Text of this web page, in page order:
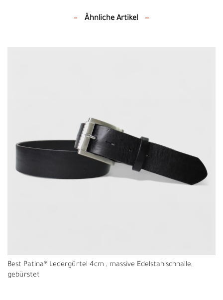
Ähnliche Artikel
Best Patina® Ledergürtel 4cm , massive Edelstahlschnalle,
gebürstet